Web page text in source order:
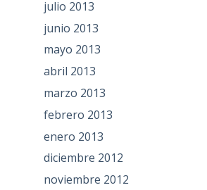
julio 2013
junio 2013
mayo 2013
abril 2013
marzo 2013
febrero 2013
enero 2013
diciembre 2012
noviembre 2012